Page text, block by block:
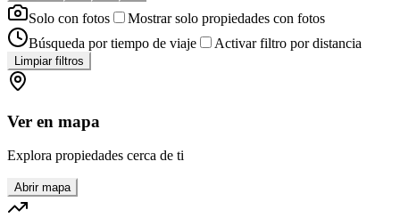
Solo con fotos
Mostrar solo propiedades con fotos
Búsqueda por tiempo de viaje
Activar filtro por distancia
Limpiar filtros
Ver en mapa
Explora propiedades cerca de ti
Abrir mapa